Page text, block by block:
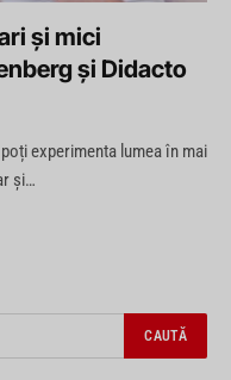
și mici
și Didacto
experimenta lumea în mai
și…